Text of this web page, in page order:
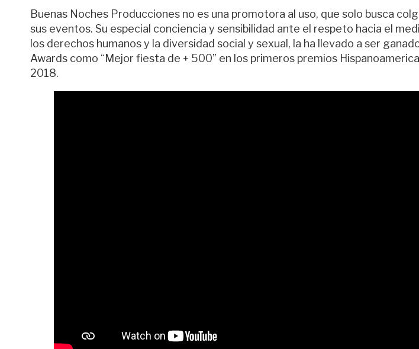
Buenas Noches Producciones no es una promotora al uso, que solo busca
sus eventos. Su especial conciencia y sensibilidad ante el respeto hacia el
los derechos humanos y la diversidad social y sexual, la ha llevado a ser
Awards como “Mejor fiesta de + 500” en los primeros premios
2018.